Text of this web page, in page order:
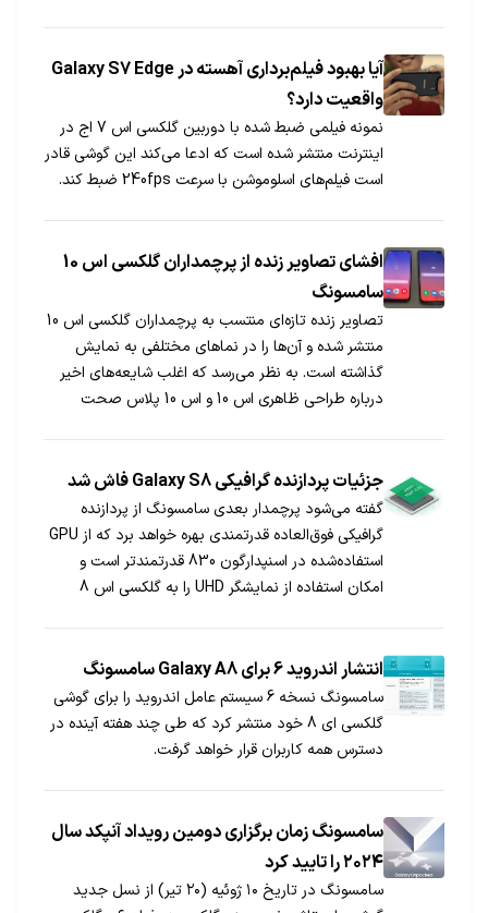
آیا بهبود فیلم‌برداری آهسته در Galaxy S7 Edge
واقعیت دارد؟
نمونه فیلمی ضبط شده با دوربین گلکسی اس 7 اج در
اینترنت منتشر شده است که ادعا می‌کند این گوشی قادر
است فیلم‌های اسلوموشن با سرعت 240fps ضبط کند.
افشای تصاویر زنده از پرچمداران گلکسی اس 10
سامسونگ
تصاویر زنده تازه‌ای منتسب به پرچمداران گلکسی اس 10
منتشر شده و آن‌ها را در نماهای مختلفی به نمایش
گذاشته است. به نظر می‌رسد که اغلب شایعه‌های اخیر
درباره طراحی ظاهری اس 10 و اس 10 پلاس صحت
جزئیات پردازنده گرافیکی Galaxy S8 فاش شد
گفته می‌شود پرچمدار بعدی سامسونگ از پردازنده
گرافیکی فوق‌العاده قدرتمندی بهره خواهد برد که از GPU
استفاده‌شده در اسنپدارگون 830 قدرتمندتر است و
امکان استفاده از نمایشگر UHD را به گلکسی اس 8
انتشار اندروید 6 برای Galaxy A8 سامسونگ
سامسونگ نسخه 6 سیستم عامل اندروید را برای گوشی
گلکسی ای 8 خود منتشر کرد که طی چند هفته آینده در
دسترس همه کاربران قرار خواهد گرفت.
سامسونگ زمان برگزاری دومین رویداد آنپکد سال
۲۰۲۴ را تایید کرد
سامسونگ در تاریخ ۱۰ ژوئيه (۲۰ تیر) از نسل جدید